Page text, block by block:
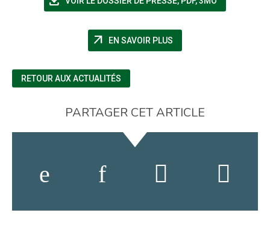
arrow_outward EN SAVOIR PLUS
RETOUR AUX ACTUALITÉS
PARTAGER CET ARTICLE